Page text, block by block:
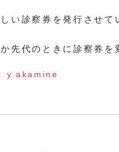
い診察券を発行させて
先代のときに診察券を
y.akamine